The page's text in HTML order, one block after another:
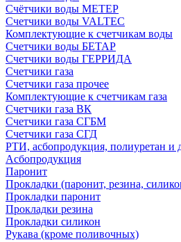
Счётчики воды МЕТЕР
Счетчики воды VALTEC
Комплектующие к счетчикам воды
Счетчики воды БЕТАР
Счетчики воды ГЕРРИДА
Счетчики газа
Счетчики газа прочее
Комплектующие к счетчикам газа
Счетчики газа ВК
Счетчики газа СГБМ
Счетчики газа СГД
РТИ, асбопродукция, полиуретан и
Асбопродукция
Паронит
Прокладки (паронит, резина,
Прокладки паронит
Прокладки резина
Прокладки силикон
Рукава (кроме поливочных)